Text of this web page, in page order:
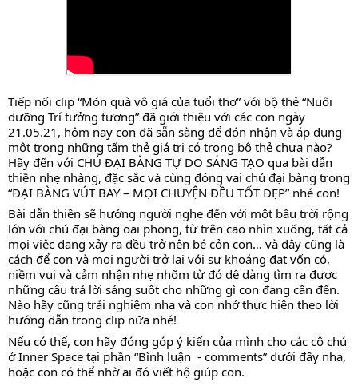
Tiếp nối clip “Món quà vô giá của tuổi thơ” với bộ thẻ “Nuôi
dưỡng Trí tưởng tượng” đã giới thiệu với các con ngày
21.05.21, hôm nay con đã sẵn sàng để đón nhận và áp dụng
một trong những tấm thẻ giá trị có trong bộ thẻ chưa nào?
Hãy đến với CHÚ ĐẠI BÀNG TỰ DO SÁNG TẠO qua bài dẫn
thiền nhẹ nhàng, đặc sắc và cùng đóng vai chú đại bàng trong
“ĐẠI BÀNG VÚT BAY – MỌI CHUYỆN ĐỀU TỐT ĐẸP” nhé con!
Bài dẫn thiền sẽ hướng người nghe đến với một bầu trời rộng
lớn với chú đại bàng oai phong, từ trên cao nhìn xuống, tất cả
mọi việc đang xảy ra đều trở nên bé cỏn con… và đây cũng là
cách để con và mọi người trở lại với sự khoáng đạt vốn có,
niềm vui và cảm nhận nhẹ nhõm từ đó dễ dàng tìm ra được
những câu trả lời sáng suốt cho những gì con đang cần đến.
Nào hãy cũng trải nghiệm nha và con nhớ thực hiện theo lời
hướng dẫn trong clip nữa nhé!
Nếu có thể, con hãy đóng góp ý kiến của mình cho các cô chú
ở Inner Space tại phần “Bình luận  - comments” dưới đây nha,
hoặc con có thể nhờ ai đó viết hộ giúp con.